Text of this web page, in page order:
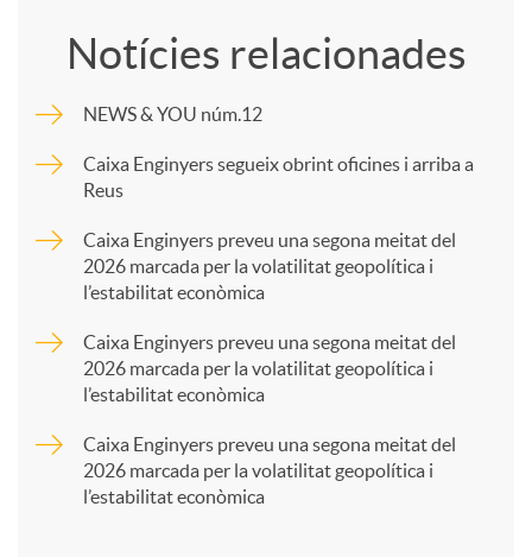
m
p
a
Notícies relacionades
NEWS & YOU núm.12
Caixa Enginyers segueix obrint oficines i arriba a
Reus
Caixa Enginyers preveu una segona meitat del
2026 marcada per la volatilitat geopolítica i
l’estabilitat econòmica
Caixa Enginyers preveu una segona meitat del
2026 marcada per la volatilitat geopolítica i
l’estabilitat econòmica
Caixa Enginyers preveu una segona meitat del
2026 marcada per la volatilitat geopolítica i
l’estabilitat econòmica